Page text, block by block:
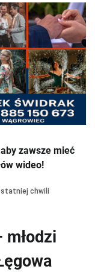
zawsze mieć
wideo!
młodzi